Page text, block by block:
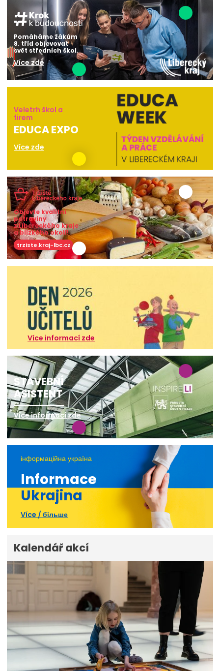
Pomáháme žákům
8. tříd objevovat
svět středních škol.
Více zde
Veletrh škol a
firem
EDUCA EXPO
Více zde
Objevte kvalitní
potraviny
z Libereckého kraje
a blízkého okolí!
trziste.kraj-lbc.cz
Více informací zde
STAVEBNÍ
ASISTENT
Více informací zde
інформаційна україна
Informace
Ukrajina
Více / більше
Kalendář akcí